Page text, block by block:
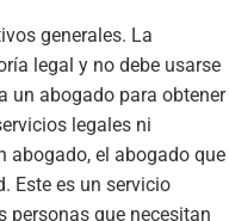
generales. La
legal y no debe usarse
un abogado para obtener
legales ni
abogado, el abogado que
Este es un servicio
personas que necesitan